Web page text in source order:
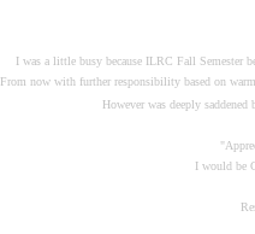
I was a little busy because ILRC Fall Semester
From now with further responsibility based on
However was deeply
I would be